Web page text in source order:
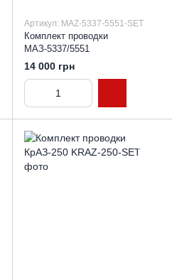
Артикул: MAZ-5337-5551-SET
Комплект проводки
МАЗ-5337/5551
14 000 грн